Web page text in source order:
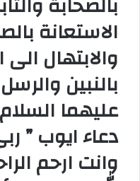
الاستعانة
والابتهال الى
بالنبين
عليهما
دعاء ايوب ”
وانت ارحم